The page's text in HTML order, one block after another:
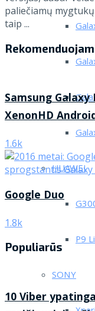
HUAWEI
P9
SONY
paliečiamų
taip ...
Samsung
XenonHD
1.6k
Google Duo
1.8k
Populiarūs
10 Viber